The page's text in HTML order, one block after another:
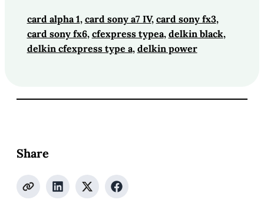
card alpha 1, card sony a7 IV, card sony fx3 ,
card sony fx6, cfexpress typea, delkin black ,
delkin cfexpress type a, delkin power
Share